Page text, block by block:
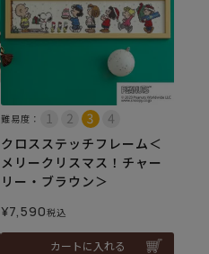
難易度：
クロスステッチフレーム＜
メリークリスマス！チャー
リー・ブラウン＞
¥7,590税込
カートに入れる